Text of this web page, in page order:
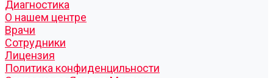
Диагностика
О нашем центре
Врачи
Сотрудники
Лицензия
Политика конфиденцильности